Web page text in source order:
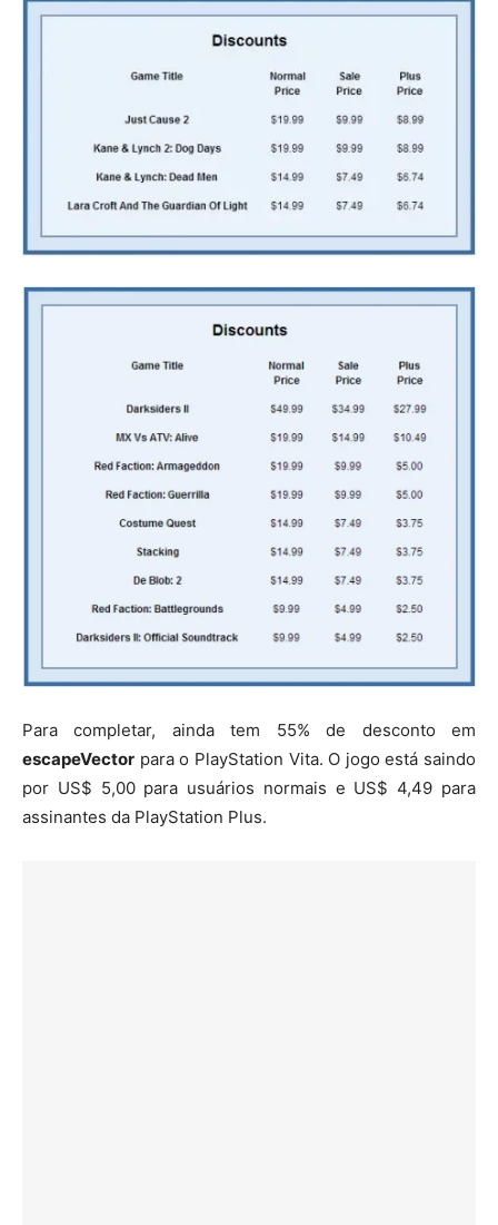
Para completar, ainda tem 55% de desconto em
escapeVector para o PlayStation Vita. O jogo está saindo
por US$ 5,00 para usuários normais e US$ 4,49 para
assinantes da PlayStation Plus.